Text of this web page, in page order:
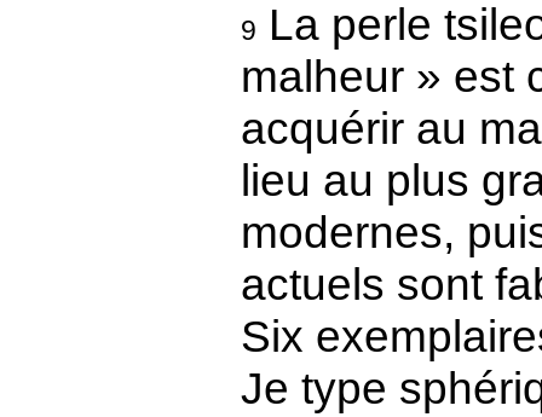
9 La perle
malheur » est
acquérir au
lieu au plus
modernes,
actuels sont
Six
Je type